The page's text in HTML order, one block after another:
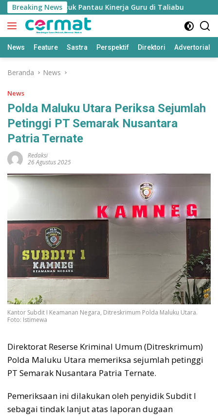
Langsung
ke
konten
Breaking News
Disiapkan untuk Pantau Kinerja Guru di Taliabu
News Feature Sastra Perspektif Direktori Advertorial
Beranda News
News
Polda Maluku Utara Periksa Sejumlah
Petinggi PT Semarak Nusantara
Patria Ternate
Redaksi
26 Agustus 2025
Kantor Subdit I Keamanan Negara, Ditreskrimum Polda Maluku Utara.
Foto: Istimewa
Direktorat Reserse Kriminal Umum (Ditreskrimum)
Polda Maluku Utara memeriksa sejumlah petinggi
PT Semarak Nusantara Patria Ternate.
Pemeriksaan ini dilakukan oleh penyidik Subdit I
sebagai tindak lanjut atas laporan dugaan